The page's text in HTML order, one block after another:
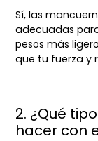
Sí, las
adecuadas
pesos más
que tu fuerza y
2. ¿Qué
hacer con